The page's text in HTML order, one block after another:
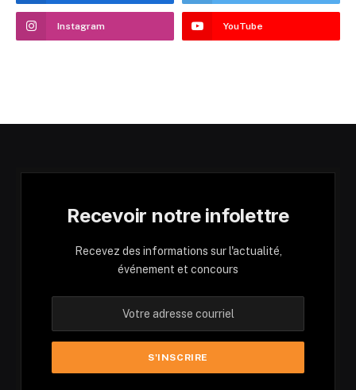
Instagram YouTube
Recevoir notre infolettre
Recevez des informations sur l'actualité,
événement et concours